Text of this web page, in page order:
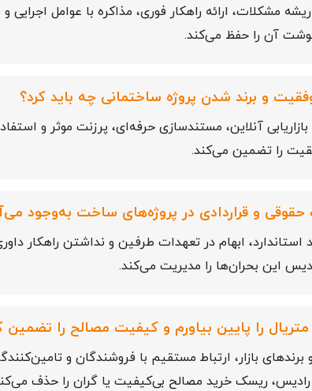
مشکلات، ارائه راهکار فوری، مذاکره با عوامل اجرایی
آن را حفظ می‌کند.
و برند شدن پروژه ساختمانی چه باید کرد؟
بازاریابی آنلاین، مستندسازی حرفه‌ای، پرزنت موثر و
را تضمین می‌کند.
حقوقی و قراردادی در پروژه‌های ساخت به‌وجود
استاندارد، ابهام در تعهدات طرفین و نداشتن
این بحران‌ها را مدیریت می‌کند.
را پایین بیاورم و کیفیت مصالح را تضمین
بازار، ارتباط مستقیم با فروشندگان و
رادیس، ریسک خرید مصالح بی‌کیفیت یا گران را حذف